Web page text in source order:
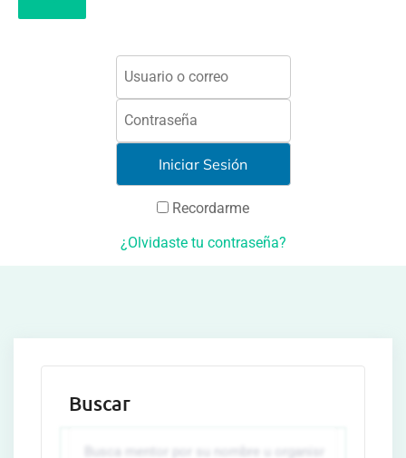
Recordarme
¿Olvidaste tu contraseña?
Buscar